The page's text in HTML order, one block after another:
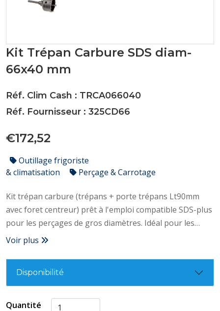
Kit Trépan Carbure SDS diam-
66x40 mm
Réf. Clim Cash : TRCA066040
Réf. Fournisseur : 325CD66
€172,52
Outillage frigoriste
& climatisation
Perçage & Carrotage
Kit trépan carbure (trépans + porte trépans Lt90mm
avec foret centreur) prêt à l'emploi compatible SDS-plus
pour les perçages de gros diamètres. Idéal pour les
travaux d'électricien : pose boitiers, spots électriques –
en carbure de qualité premium – Perçage gros
diamètres pour installations électriques – Convient pour
perceuse et perforateur d’une puissance inférieure à
700W – Profondeur de perçage 40mm
Voir plus
Disponibilité
Quantité